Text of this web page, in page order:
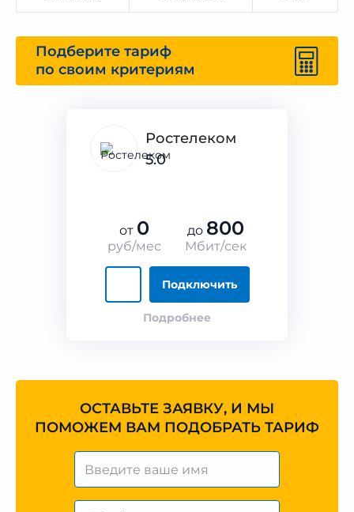
Подберите тариф
по своим критериям
Ростелеком
5.0
от 0
руб/мес
до 800
Мбит/сек
Подключить
Подробнее
ОСТАВЬТЕ ЗАЯВКУ, И МЫ
ПОМОЖЕМ ВАМ ПОДОБРАТЬ ТАРИФ